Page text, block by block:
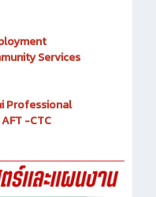
Services
Professional
-CTC